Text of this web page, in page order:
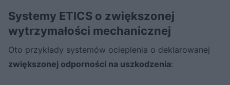
Systemy ETICS o zwiększonej
wytrzymałości mechanicznej
Oto przykłady systemów ocieplenia o deklarowanej
zwiększonej odporności na uszkodzenia: